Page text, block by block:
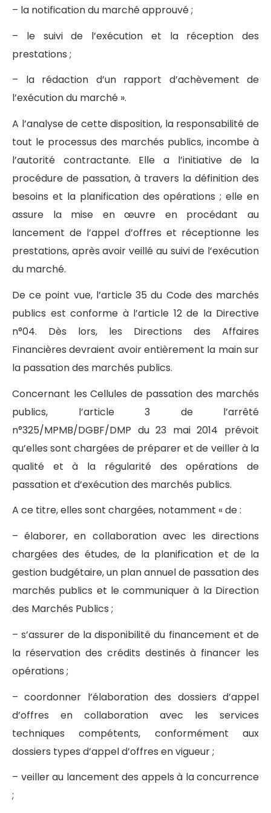
– la notification du marché approuvé ;
– le suivi de l’exécution et la réception des
prestations ;
– la rédaction d’un rapport d’achèvement de
l’exécution du marché ».
A l’analyse de cette disposition, la responsabilité de
tout le processus des marchés publics, incombe à
l’autorité contractante. Elle a l’initiative de la
procédure de passation, à travers la définition des
besoins et la planification des opérations ; elle en
assure la mise en œuvre en procédant au
lancement de l’appel d’offres et réceptionne les
prestations, après avoir veillé au suivi de l’exécution
du marché.
De ce point vue, l’article 35 du Code des marchés
publics est conforme à l’article 12 de la Directive
n°04. Dès lors, les Directions des Affaires
Financières devraient avoir entièrement la main sur
la passation des marchés publics.
Concernant les Cellules de passation des marchés
publics, l’article 3 de l’arrêté
n°325/MPMB/DGBF/DMP du 23 mai 2014 prévoit
qu’elles sont chargées de préparer et de veiller à la
qualité et à la régularité des opérations de
passation et d’exécution des marchés publics.
A ce titre, elles sont chargées, notamment « de :
– élaborer, en collaboration avec les directions
chargées des études, de la planification et de la
gestion budgétaire, un plan annuel de passation des
marchés publics et le communiquer à la Direction
des Marchés Publics ;
– s’assurer de la disponibilité du financement et de
la réservation des crédits destinés à financer les
opérations ;
– coordonner l’élaboration des dossiers d’appel
d’offres en collaboration avec les services
techniques compétents, conformément aux
dossiers types d’appel d’offres en vigueur ;
– veiller au lancement des appels à la concurrence
;